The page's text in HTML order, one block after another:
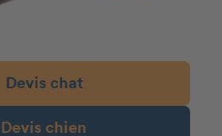
Devis chat
Devis chien